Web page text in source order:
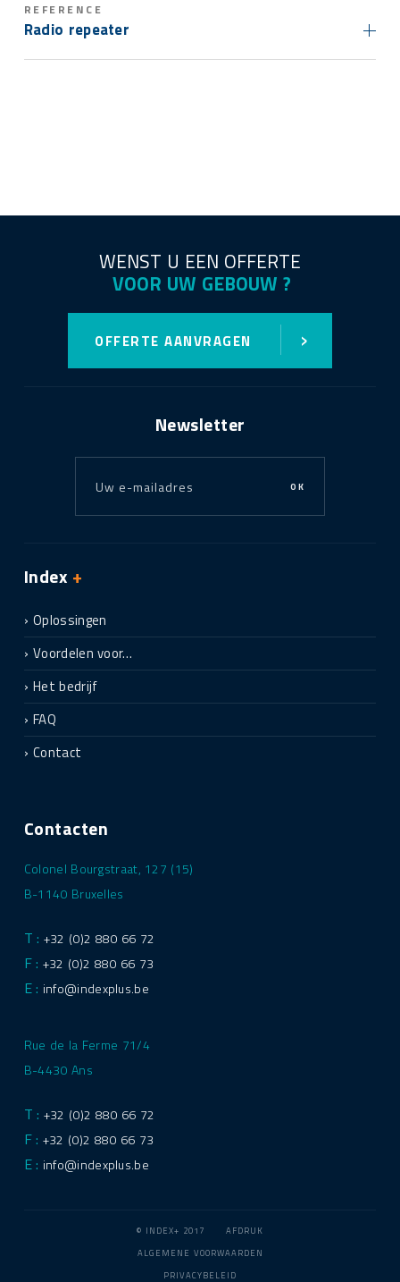
REFERENCE
Radio repeater
WENST U EEN OFFERTE
VOOR UW GEBOUW ?
OFFERTE AANVRAGEN ›
Newsletter
OK
Index +
Oplossingen
Voordelen voor…
Het bedrijf
FAQ
Contact
Contacten
Colonel Bourgstraat, 127 (15)
B-1140 Bruxelles
T : +32 (0)2 880 66 72
F : +32 (0)2 880 66 73
E : info@indexplus.be
Rue de la Ferme 71/4
B-4430 Ans
T : +32 (0)2 880 66 72
F : +32 (0)2 880 66 73
E : info@indexplus.be
© INDEX+ 2017
AFDRUK
ALGEMENE VOORWAARDEN
PRIVACYBELEID